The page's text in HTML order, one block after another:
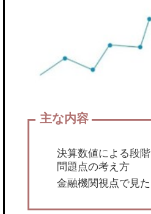
決算数値による段
問題点の考え方
金融機関視点で見